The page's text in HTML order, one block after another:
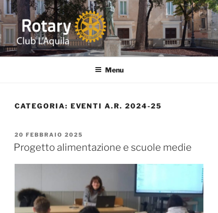
Salta
al
contenuto
ROTARY L'AQUILA
Distretto 2090 ITALIA Abruzzo-Marche-Molise-Umbria
Menu
CATEGORIA: EVENTI A.R. 2024-25
PUBBLICATO
IL
20 FEBBRAIO 2025
Progetto alimentazione e scuole medie